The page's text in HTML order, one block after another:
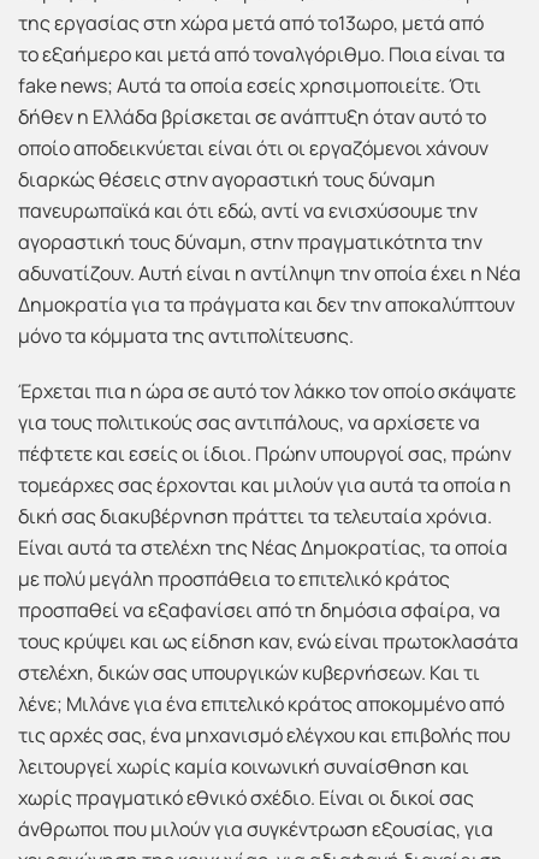
της εργασίας στη χώρα μετά από το13ωρο, μετά από
το εξαήμερο και μετά από τοναλγόριθμο. Ποια είναι τα
fake news; Αυτά τα οποία εσείς χρησιμοποιείτε. Ότι
δήθεν η Ελλάδα βρίσκεται σε ανάπτυξη όταν αυτό το
οποίο αποδεικνύεται είναι ότι οι εργαζόμενοι χάνουν
διαρκώς θέσεις στην αγοραστική τους δύναμη
πανευρωπαϊκά και ότι εδώ, αντί να ενισχύσουμε την
αγοραστική τους δύναμη, στην πραγματικότητα την
αδυνατίζουν. Αυτή είναι η αντίληψη την οποία έχει η Νέα
Δημοκρατία για τα πράγματα και δεν την αποκαλύπτουν
μόνο τα κόμματα της αντιπολίτευσης.
Έρχεται πια η ώρα σε αυτό τον λάκκο τον οποίο σκάψατε
για τους πολιτικούς σας αντιπάλους, να αρχίσετε να
πέφτετε και εσείς οι ίδιοι. Πρώην υπουργοί σας, πρώην
τομεάρχες σας έρχονται και μιλούν για αυτά τα οποία η
δική σας διακυβέρνηση πράττει τα τελευταία χρόνια.
Είναι αυτά τα στελέχη της Νέας Δημοκρατίας, τα οποία
με πολύ μεγάλη προσπάθεια το επιτελικό κράτος
προσπαθεί να εξαφανίσει από τη δημόσια σφαίρα, να
τους κρύψει και ως είδηση καν, ενώ είναι πρωτοκλασάτα
στελέχη, δικών σας υπουργικών κυβερνήσεων. Και τι
λένε; Μιλάνε για ένα επιτελικό κράτος αποκομμένο από
τις αρχές σας, ένα μηχανισμό ελέγχου και επιβολής που
λειτουργεί χωρίς καμία κοινωνική συναίσθηση και
χωρίς πραγματικό εθνικό σχέδιο. Είναι οι δικοί σας
άνθρωποι που μιλούν για συγκέντρωση εξουσίας, για